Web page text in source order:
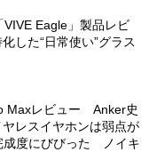
Eagle」製品レビ
した“日常使い”グラス
Maxレビュー Anker史
レスイヤホンは弱点が
成度にびびった ノイキ